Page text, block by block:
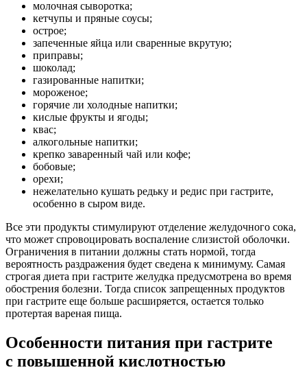
молочная сыворотка;
кетчупы и пряные соусы;
острое;
запеченные яйца или сваренные вкрутую;
приправы;
шоколад;
газированные напитки;
мороженое;
горячие ли холодные напитки;
кислые фрукты и ягоды;
квас;
алкогольные напитки;
крепко заваренный чай или кофе;
бобовые;
орехи;
нежелательно кушать редьку и редис при гастрите,
особенно в сыром виде.
Все эти продукты стимулируют отделение желудочного сока,
что может спровоцировать воспаление слизистой оболочки.
Ограничения в питании должны стать нормой, тогда
вероятность раздражения будет сведена к минимуму. Самая
строгая диета при гастрите желудка предусмотрена во время
обострения болезни. Тогда список запрещенных продуктов
при гастрите еще больше расширяется, остается только
протертая вареная пища.
Особенности питания при гастрите
с повышенной кислотностью